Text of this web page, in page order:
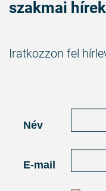
szakmai
Iratkozzon fel
Név
E-mail